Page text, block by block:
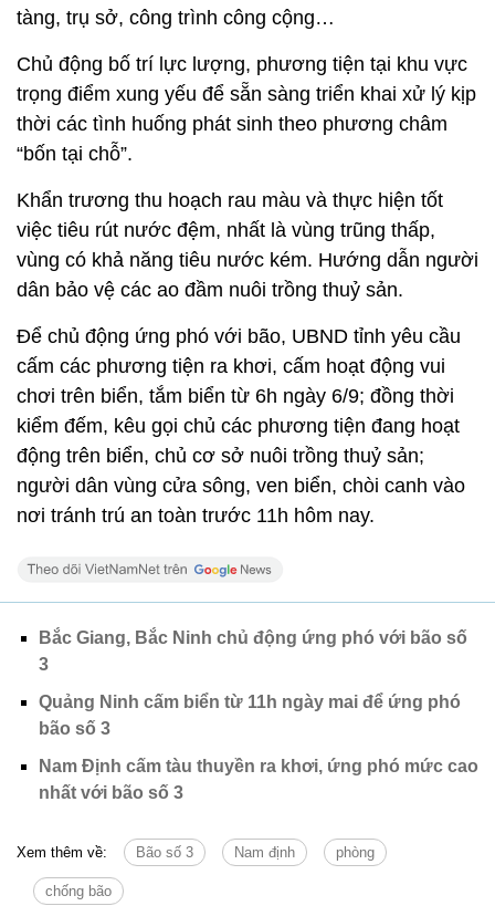
tàng, trụ sở, công trình công cộng…
Chủ động bố trí lực lượng, phương tiện tại khu vực
trọng điểm xung yếu để sẵn sàng triển khai xử lý kịp
thời các tình huống phát sinh theo phương châm
“bốn tại chỗ”.
Khẩn trương thu hoạch rau màu và thực hiện tốt
việc tiêu rút nước đệm, nhất là vùng trũng thấp,
vùng có khả năng tiêu nước kém. Hướng dẫn người
dân bảo vệ các ao đầm nuôi trồng thuỷ sản.
Để chủ động ứng phó với bão, UBND tỉnh yêu cầu
cấm các phương tiện ra khơi, cấm hoạt động vui
chơi trên biển, tắm biển từ 6h ngày 6/9; đồng thời
kiểm đếm, kêu gọi chủ các phương tiện đang hoạt
động trên biển, chủ cơ sở nuôi trồng thuỷ sản;
người dân vùng cửa sông, ven biển, chòi canh vào
nơi tránh trú an toàn trước 11h hôm nay.
Bắc Giang, Bắc Ninh chủ động ứng phó với bão số
3
Quảng Ninh cấm biển từ 11h ngày mai để ứng phó
bão số 3
Nam Định cấm tàu thuyền ra khơi, ứng phó mức cao
nhất với bão số 3
Xem thêm về: Bão số 3 Nam định phòng
chống bão